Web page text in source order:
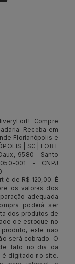
Compre
Receba em
Florianópolis e
| SC | FORT
9580 | Santo
001 - CNPJ
é de R$ 120,00. É
os valores dos
adequada
poderá ser
dos produtos de
de estoque no
este não
será cobrado. O
fato no dia da
é digitado no site.